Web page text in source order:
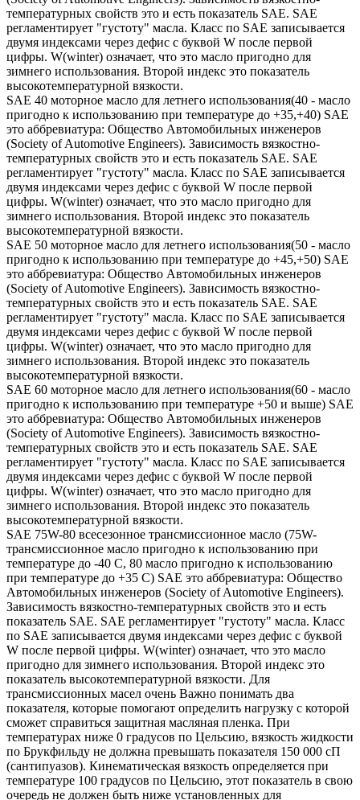
температурных свойств это и есть показатель SAE. SAE
регламентирует "густоту" масла. Класс по SAE записывается
двумя индексами через дефис с буквой W после первой
цифры. W(winter) означает, что это масло пригодно для
зимнего использования. Второй индекс это показатель
высокотемпературной вязкости.
SAE 40 моторное масло для летнего использования(40 - масло
пригодно к использованию при температуре до +35,+40) SAE
это аббревиатура: Общество Автомобильных инженеров
(Society of Automotive Engineers). Зависимость вязкостно-
температурных свойств это и есть показатель SAE. SAE
регламентирует "густоту" масла. Класс по SAE записывается
двумя индексами через дефис с буквой W после первой
цифры. W(winter) означает, что это масло пригодно для
зимнего использования. Второй индекс это показатель
высокотемпературной вязкости.
SAE 50 моторное масло для летнего использования(50 - масло
пригодно к использованию при температуре до +45,+50) SAE
это аббревиатура: Общество Автомобильных инженеров
(Society of Automotive Engineers). Зависимость вязкостно-
температурных свойств это и есть показатель SAE. SAE
регламентирует "густоту" масла. Класс по SAE записывается
двумя индексами через дефис с буквой W после первой
цифры. W(winter) означает, что это масло пригодно для
зимнего использования. Второй индекс это показатель
высокотемпературной вязкости.
SAE 60 моторное масло для летнего использования(60 - масло
пригодно к использованию при температуре +50 и выше) SAE
это аббревиатура: Общество Автомобильных инженеров
(Society of Automotive Engineers). Зависимость вязкостно-
температурных свойств это и есть показатель SAE. SAE
регламентирует "густоту" масла. Класс по SAE записывается
двумя индексами через дефис с буквой W после первой
цифры. W(winter) означает, что это масло пригодно для
зимнего использования. Второй индекс это показатель
высокотемпературной вязкости.
SAE 75W-80 всесезонное трансмиссионное масло (75W-
трансмиссионное масло пригодно к использованию при
температуре до -40 С, 80 масло пригодно к использованию
при температуре до +35 С) SAE это аббревиатура: Общество
Автомобильных инженеров (Society of Automotive Engineers).
Зависимость вязкостно-температурных свойств это и есть
показатель SAE. SAE регламентирует "густоту" масла. Класс
по SAE записывается двумя индексами через дефис с буквой
W после первой цифры. W(winter) означает, что это масло
пригодно для зимнего использования. Второй индекс это
показатель высокотемпературной вязкости. Для
трансмиссионных масел очень Важно понимать два
показателя, которые помогают определить нагрузку с которой
сможет справиться защитная масляная пленка. При
температурах ниже 0 градусов по Цельсию, вязкость жидкости
по Брукфильду не должна превышать показателя 150 000 сП
(сантипуазов). Кинематическая вязкость определяется при
температуре 100 градусов по Цельсию, этот показатель в свою
очередь не должен быть ниже установленных для